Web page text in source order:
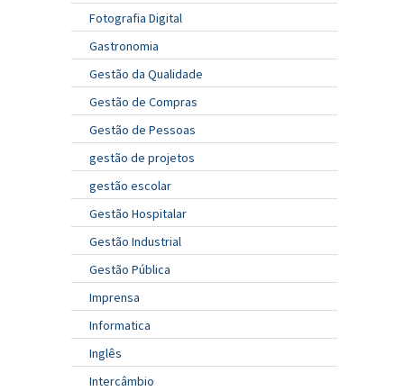
Fotografia Digital
Gastronomia
Gestão da Qualidade
Gestão de Compras
Gestão de Pessoas
gestão de projetos
gestão escolar
Gestão Hospitalar
Gestão Industrial
Gestão Pública
Imprensa
Informatica
Inglês
Intercâmbio